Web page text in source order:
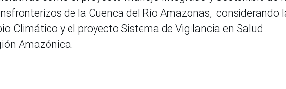
de la Cuenca del Río Amazonas, considerando
Climático y el proyecto Sistema de Vigilancia en Salud
Amazónica.